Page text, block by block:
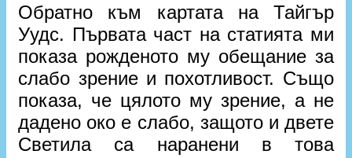
Обратно към картата на Тайгър
Уудс. Първата част на статията ми
показа рожденото му обещание за
слабо зрение и похотливост. Също
показа, че цялото му зрение, а не
дадено око е слабо, защото и двете
Светила са наранени в това